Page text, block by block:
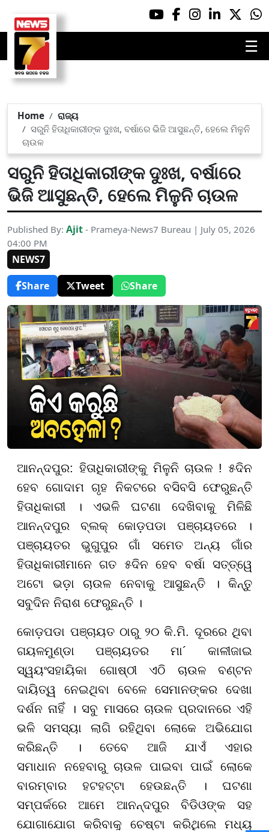
☰
Home
ରାଜ୍ୟ
ସରୁନି ହିତାଧିକାରୀଙ୍କ ଦୁଃଖ, ବର୍ଷାରେ ଭିଜି ଆସୁଛନ୍ତି, ହେଲେ ମିଳୁନି
ଚାଉଳ
ସରୁନି ହିତାଧିକାରୀଙ୍କ ଦୁଃଖ, ବର୍ଷାରେ
ଭିଜି ଆସୁଛନ୍ତି, ହେଲେ ମିଳୁନି ଚାଉଳ
Published By: Ajit - Prameya-News7 Bureau | July 05, 2026
04:00 PM
NEWS7
Share
Tweet Share
ଆନନ୍ଦପୁର: ହିତାଧିକାରୀଙ୍କୁ ମିଳୁନି ଚାଉଳ ! ୫ଦିନ
ହେବ ଗୋଦାମ ଗୃହ ନିକଟରେ ବସିବସି ଫେରୁଛନ୍ତି
ହିତାଧିକାରୀ । ଏଭଳି ଘଟଣା ଦେଖିବାକୁ ମିଳିଛି
ଆନନ୍ଦପୁର ବ୍ଲକ୍ କୋଡ଼ପଡା ପଞ୍ଚାୟତରେ ।
ପଞ୍ଚାୟତର ଭୁଗୁପୁର ଗାଁ ସମେତ ଅନ୍ୟ ଗାଁର
ହିତାଧିକାରୀମାନେ ଗତ ୫ଦିନ ହେବ ବର୍ଷା ସତ୍ତ୍ୱେ
ଅଟୋ ଭଡ଼ା ଚାଉଳ ନେବାକୁ ଆସୁଛନ୍ତି । କିନ୍ତୁ
ସବୁଦିନ ନିରାଶ ଫେରୁଛନ୍ତି ।
କୋଡ଼ପଡା ପଞ୍ଚାୟତ ଠାରୁ ୨୦ କି.ମି. ଦୂରରେ ଥିବା
ଗୟଳମୁଣ୍ଡା ପଞ୍ଚାୟତର ମା´ କାଳୀଜାଇ
ସ୍ୱୟଂସହାୟିକା ଗୋଷ୍ଠୀ ଏଠି ଚାଉଳ ବଣ୍ଟନ
ଦାୟିତ୍ୱ ନେଇଥିବା ବେଳେ ସେମାନଙ୍କର ଦେଖା
ଦର୍ଶନ ନାହିଁ । ସବୁ ମାସରେ ଚାଉଳ ପ୍ରଦାନରେ ଏହି
ଭଳି ସମସ୍ୟା ଲାଗି ରହିଥିବା ଲୋକେ ଅଭିଯୋଗ
କରିଛନ୍ତି । ତେବେ ଆଜି ଯାଏଁ ଏହାର
ସମାଧାନ ନହେବାରୁ ଚାଉଳ ପାଇବା ପାଇଁ ଲୋକେ
ବାରମ୍ବାର ହଟହଟ୍ଟା ହେଉଛନ୍ତି । ଘଟଣା
ସମ୍ପର୍କରେ ଆମେ ଆନନ୍ଦପୁର ବିଡିଓଙ୍କ ସହ
ଯୋଗାଯୋଗ କରିବାକୁ ଚେଷ୍ଟା କରିଥିଲେ ମଧ୍ୟ